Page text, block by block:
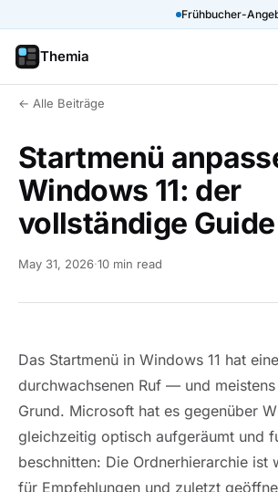
Frühbucher-
Themia
← Alle Beiträge
Startmenü
Windows 11: der
vollständige
May 31, 2026·10 min read
Das Startmenü in Windows 11 hat
durchwachsenen Ruf — und meistens
Grund. Microsoft hat es gegenüber
gleichzeitig optisch aufgeräumt und
beschnitten: Die Ordnerhierarchie ist
für Empfehlungen und zuletzt